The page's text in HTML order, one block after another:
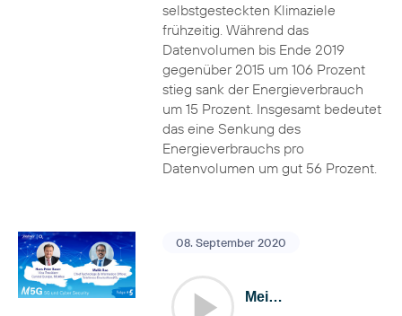
selbstgesteckten Klimaziele
frühzeitig. Während das
Datenvolumen bis Ende 2019
gegenüber 2015 um 106 Prozent
stieg sank der Energieverbrauch
um 15 Prozent. Insgesamt bedeutet
das eine Senkung des
Energieverbrauchs pro
Datenvolumen um gut 56 Prozent.
08. September 2020